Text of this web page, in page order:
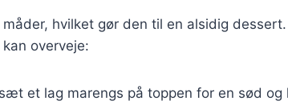
hvilket gør den til en alsidig
overveje:
et lag marengs på toppen for en sød og